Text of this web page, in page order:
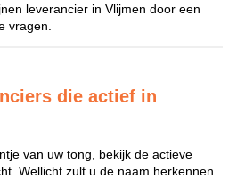
leverancier in Vlijmen door een
vragen.
die actief in
van uw tong, bekijk de actieve
Wellicht zult u de naam herkennen